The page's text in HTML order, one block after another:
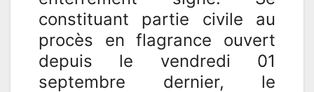
constituant partie civile au
procès en flagrance ouvert
depuis le vendredi 01
septembre dernier, le